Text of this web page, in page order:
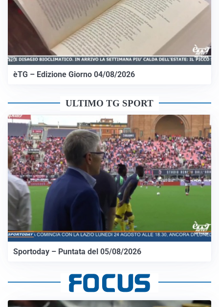
èTG – Edizione Giorno 04/08/2026
ULTIMO TG SPORT
Sportoday – Puntata del 05/08/2026